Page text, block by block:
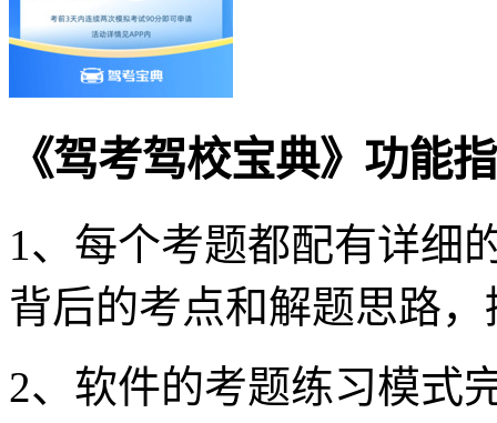
《驾考驾校宝典》功能
1、每个考题都配有详细
背后的考点和解题思路
2、软件的考题练习模式